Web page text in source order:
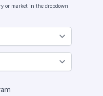
or market in the dropdown